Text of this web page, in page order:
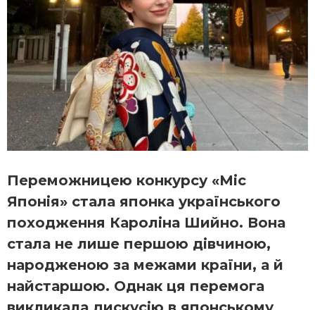
Переможницею конкурсу «Міс
Японія» стала японка українського
походження Кароліна Шийно. Вона
стала не лише першою дівчиною,
народженою за межами країни, а й
найстаршою. Однак ця перемога